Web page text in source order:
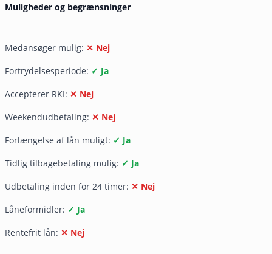
Muligheder og begrænsninger
Medansøger mulig: ✕ Nej
Fortrydelsesperiode: ✓ Ja
Accepterer RKI: ✕ Nej
Weekendudbetaling: ✕ Nej
Forlængelse af lån muligt: ✓ Ja
Tidlig tilbagebetaling mulig: ✓ Ja
Udbetaling inden for 24 timer: ✕ Nej
Låneformidler: ✓ Ja
Rentefrit lån: ✕ Nej